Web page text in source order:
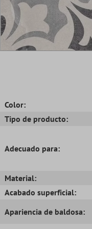
Color:
Tipo de producto:
Adecuado para:
Material:
Acabado superficial:
Apariencia de baldosa: